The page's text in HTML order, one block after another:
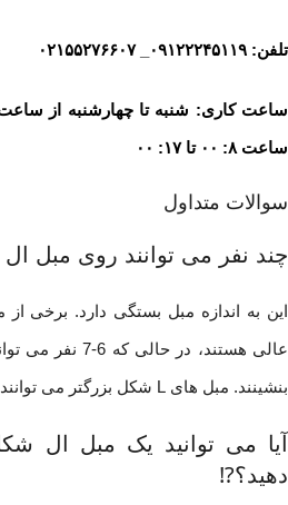
تلفن: ۰۹۱۲۲۲۴۵۱۱۹ _۰۲۱۵۵۲۷۶۶۰۷
ساعت ۸: ۰۰ تا ۱۷: ۰۰
سوالات متداول
چند نفر می توانند روی مبل
عالی هستند، در
بنشینند. مبل های L شکل بزرگتر می توانند تا 12 نفر را در خود جای دهند.
آیا می توانید یک مبل ال
دهید؟⁉️